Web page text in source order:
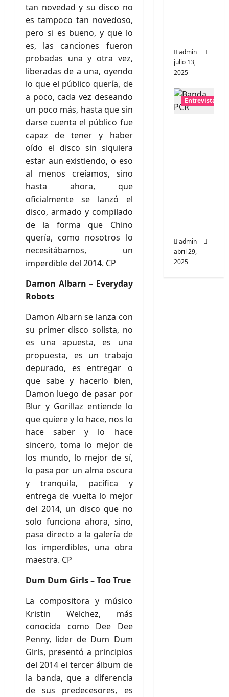
tan novedad y su disco no
es tampoco tan novedoso,
pero si es bueno, y que lo
es, las canciones fueron
probadas una y otra vez,
liberadas de a una, oyendo
lo que el público quería, de
a poco, cada vez deseando
un poco más, hasta que sin
darse cuenta el público fue
capaz de tener y haber
oído el disco sin siquiera
estar aun existiendo, o eso
al menos creíamos, sino
hasta ahora, que
oficialmente se lanzó el
disco, armado y compilado
de la forma que Chino
quería, como nosotros lo
necesitábamos, un
imperdible del 2014. CP
Damon Albarn – Everyday
Robots
Damon Albarn se lanza con
su primer disco solista, no
es una apuesta, es una
propuesta, es un trabajo
depurado, es entregar o
que sabe y hacerlo bien,
Damon luego de pasar por
Blur y Gorillaz entiende lo
que quiere y lo hace, nos lo
hace saber y lo hace
sincero, toma lo mejor de
los mundo, lo mejor de sí,
lo pasa por un alma oscura
y tranquila, pacífica y
entrega de vuelta lo mejor
del 2014, un disco que no
solo funciona ahora, sino,
pasa directo a la galería de
los imperdibles, una obra
maestra. CP
Dum Dum Girls – Too True
La compositora y músico
Kristin Welchez, más
conocida como Dee Dee
Penny, líder de Dum Dum
Girls, presentó a principios
del 2014 el tercer álbum de
la banda, que a diferencia
de sus predecesores, es
admin
julio 13,
2025
Entrevistas
admin
abril 29,
2025